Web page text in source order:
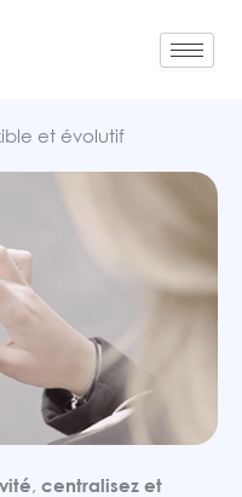
et évolutif
, centralisez et